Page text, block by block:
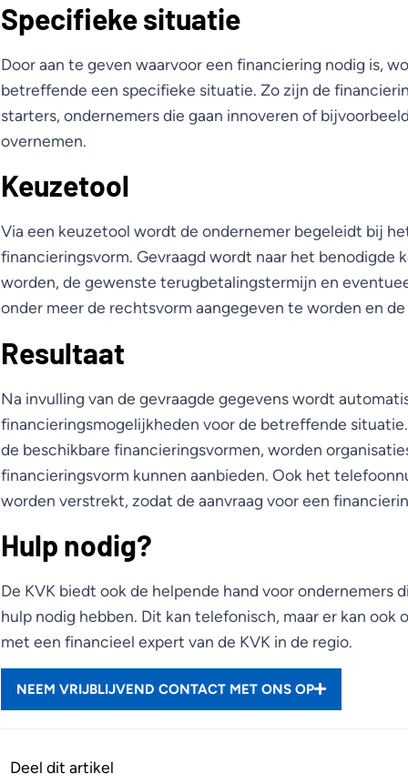
Specifieke situatie
Door aan te geven waarvoor een financiering nodig is,
betreffende een specifieke situatie. Zo zijn de
starters, ondernemers die gaan innoveren of
overnemen.
Keuzetool
Via een keuzetool wordt de ondernemer begeleidt bij
financieringsvorm. Gevraagd wordt naar het benodigde
worden, de gewenste terugbetalingstermijn en
onder meer de rechtsvorm aangegeven te worden en
Resultaat
Na invulling van de gevraagde gegevens wordt
financieringsmogelijkheden voor de betreffende
de beschikbare financieringsvormen, worden
financieringsvorm kunnen aanbieden. Ook het
worden verstrekt, zodat de aanvraag voor een
Hulp nodig?
De KVK biedt ook de helpende hand voor ondernemers
hulp nodig hebben. Dit kan telefonisch, maar er kan ook
met een financieel expert van de KVK in de regio.
NEEM VRIJBLIJVEND CONTACT MET ONS OP
Deel dit artikel